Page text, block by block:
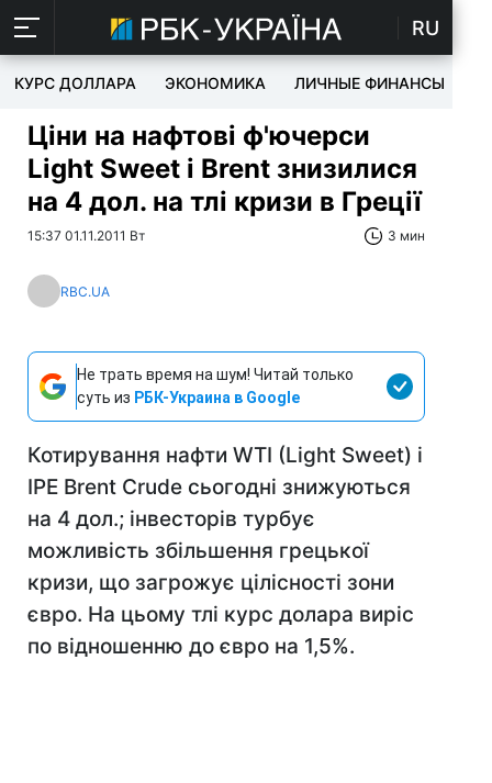
RU
КУРС ДОЛЛАРА ЭКОНОМИКА ЛИЧНЫЕ ФИНАНСЫ
Ціни на нафтові ф'ючерси
Light Sweet і Brent знизилися
на 4 дол. на тлі кризи в Греції
15:37 01.11.2011 Вт 3 мин
RBC.UA
Не трать время на шум! Читай только
суть из РБК-Украина в Google
Котирування нафти WTI (Light Sweet) і
IPE Brent Crude сьогодні знижуються
на 4 дол.; інвесторів турбує
можливість збільшення грецької
кризи, що загрожує цілісності зони
євро. На цьому тлі курс долара виріс
по відношенню до євро на 1,5%.